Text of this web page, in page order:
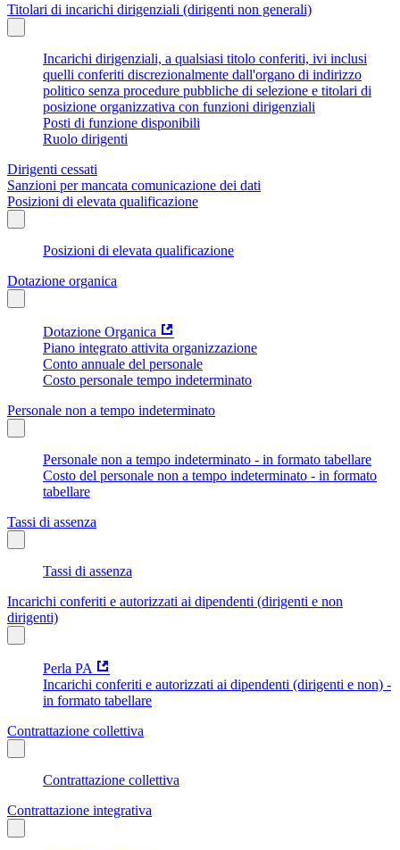
Titolari di incarichi dirigenziali (dirigenti non generali)
Incarichi dirigenziali, a qualsiasi titolo conferiti, ivi inclusi
quelli conferiti discrezionalmente dall'organo di indirizzo
politico senza procedure pubbliche di selezione e titolari di
posizione organizzativa con funzioni dirigenziali
Posti di funzione disponibili
Ruolo dirigenti
Dirigenti cessati
Sanzioni per mancata comunicazione dei dati
Posizioni di elevata qualificazione
Posizioni di elevata qualificazione
Dotazione organica
Dotazione Organica
Piano integrato attivita organizzazione
Conto annuale del personale
Costo personale tempo indeterminato
Personale non a tempo indeterminato
Personale non a tempo indeterminato - in formato tabellare
Costo del personale non a tempo indeterminato - in formato
tabellare
Tassi di assenza
Tassi di assenza
Incarichi conferiti e autorizzati ai dipendenti (dirigenti e non
dirigenti)
Perla PA
Incarichi conferiti e autorizzati ai dipendenti (dirigenti e non) -
in formato tabellare
Contrattazione collettiva
Contrattazione collettiva
Contrattazione integrativa